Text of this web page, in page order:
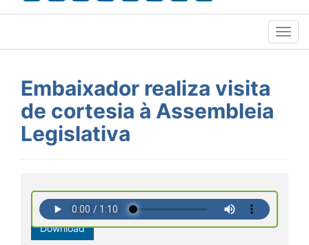
Embaixador realiza visita
de cortesia à Assembleia
Legislativa
Download